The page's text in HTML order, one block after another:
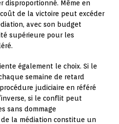
disproportionné. Même en
de la victoire peut excéder
avec son budget
supérieure pour les
également le choix. Si le
semaine de retard
judiciaire en référé
si le conflit peut
sans dommage
la médiation constitue un